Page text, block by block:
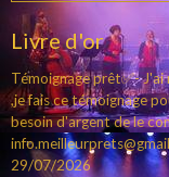
Livre d'or
Témoignage prêt✅-
,je fais ce témoignage
besoin d'argent de le
29/07/2026